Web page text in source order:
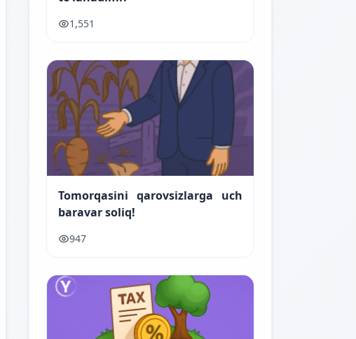
1,551
Tomorqasini qarovsizlarga uch
baravar soliq!
947